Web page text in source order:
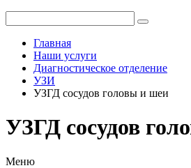
Главная
Наши услуги
Диагностическое отделение
УЗИ
УЗГД сосудов головы и шеи
УЗГД сосудов
Меню